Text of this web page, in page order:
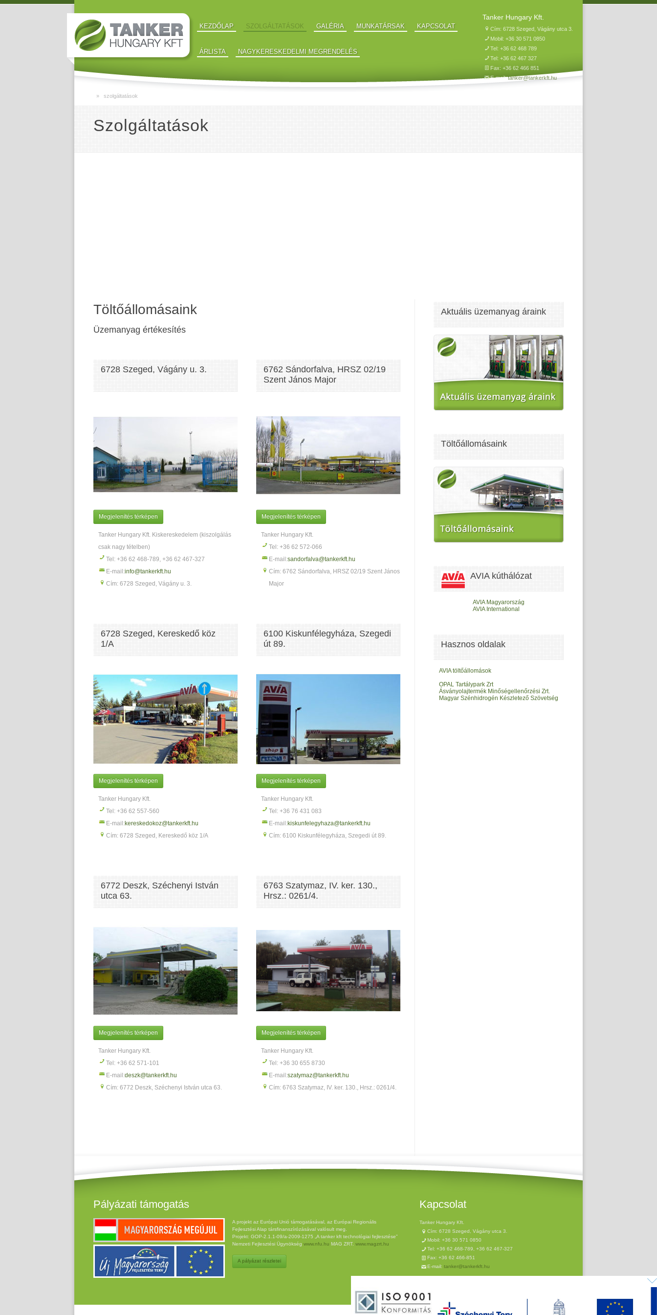
KEZDŐLAP SZOLGÁLTATÁSOK GALÉRIA MUNKATÁRSAK KAPCSOLAT
ÁRLISTA NAGYKERESKEDELMI MEGRENDELÉS
Tanker Hungary Kft.
Cím: 6728 Szeged, Vágány utca 3.
Mobil: +36 30 571 0850
Tel: +36 62 468 789
Tel: +36 62 467 327
Fax: +36 62 466 851
E-mail:tanker@tankerkft.hu
» szolgáltatások
Szolgáltatások
Töltőállomásaink
Üzemanyag értékesítés
6728 Szeged, Vágány u. 3.
Megjelenítés térképen
Tanker Hungary Kft. Kiskereskedelem (kiszolgálás
csak nagy tételben)
Tel: +36 62 468-789, +36 62 467-327
E-mail:info@tankerkft.hu
Cím: 6728 Szeged, Vágány u. 3.
6762 Sándorfalva, HRSZ 02/19
Szent János Major
Megjelenítés térképen
Tanker Hungary Kft.
Tel: +36 62 572-066
E-mail:sandorfalva@tankerkft.hu
Cím: 6762 Sándorfalva, HRSZ 02/19 Szent János
Major
6728 Szeged, Kereskedő köz
1/A
Megjelenítés térképen
Tanker Hungary Kft.
Tel: +36 62 557-560
E-mail:kereskedokoz@tankerkft.hu
Cím: 6728 Szeged, Kereskedő köz 1/A
6100 Kiskunfélegyháza, Szegedi
út 89.
Megjelenítés térképen
Tanker Hungary Kft.
Tel: +36 76 431 083
E-mail:kiskunfelegyhaza@tankerkft.hu
Cím: 6100 Kiskunfélegyháza, Szegedi út 89.
6772 Deszk, Széchenyi István
utca 63.
Megjelenítés térképen
Tanker Hungary Kft.
Tel: +36 62 571-101
E-mail:deszk@tankerkft.hu
Cím: 6772 Deszk, Széchenyi István utca 63.
6763 Szatymaz, IV. ker. 130.,
Hrsz.: 0261/4.
Megjelenítés térképen
Tanker Hungary Kft.
Tel: +36 30 655 8730
E-mail:szatymaz@tankerkft.hu
Cím: 6763 Szatymaz, IV. ker. 130., Hrsz.: 0261/4.
Aktuális üzemanyag áraink
Töltőállomásaink
AVIA kúthálózat
AVIA Magyarország
AVIA International
Hasznos oldalak
AVIA töltőállomások
OPAL Tartálypark Zrt
Ásványolajtermék Minőségellenőrzési Zrt.
Magyar Szénhidrogén Készletező Szövetség
Pályázati támogatás
A projekt az Európai Unió támogatásával, az Európai Regionális
Fejlesztési Alap társfinanszírózásával valósult meg.
Projekt: GOP-2.1.1-09/a-2009-1275 „A tanker kft technológiai fejlesztése”
Nemzeti Fejlesztési Ügynökség www.nfu.hu MAG ZRT. www.magzrt.hu
A pályázat részletei
Kapcsolat
Tanker Hungary Kft.
Cím: 6728 Szeged, Vágány utca 3.
Mobil: +36 30 571 0850
Tel: +36 62 468-789, +36 62 467-327
Fax: +36 62 466-851
E-mail: tanker@tankerkft.hu